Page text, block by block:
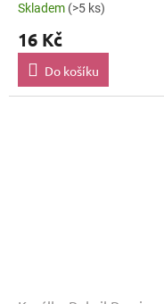
Skladem (>5 ks)
16 Kč
Do košíku